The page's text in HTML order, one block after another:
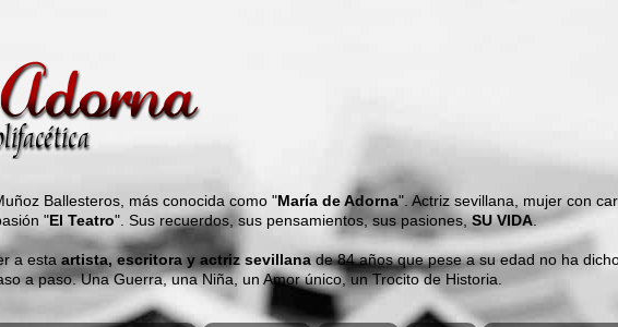
Ballesteros, más conocida como "María de Adorna". Actriz sevillana, mujer con
" El Teatro". Sus recuerdos, sus pensamientos, sus pasiones,SU VIDA.
a esta artista, escritora y actriz sevillana de 84 años que pese a su edad no ha
a paso. Una Guerra, una Niña, un Amor único, un Trocito de Historia.